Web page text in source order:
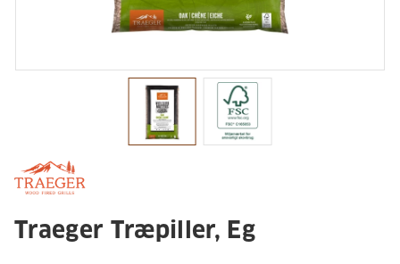
Traeger Træpiller, Eg